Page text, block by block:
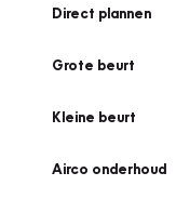
Direct plannen
Grote beurt
Kleine beurt
Airco onderhoud